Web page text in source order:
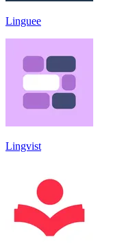
Linguee
Lingvist